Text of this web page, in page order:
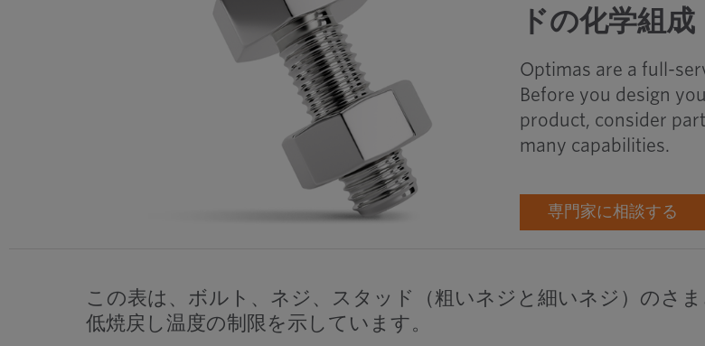
ドの化学組成
Optimas are a full-
Before you design
product, consider
many capabilities.
専門家に相談する
この表は、ボルト、ネジ、スタッド（粗いネジと細いネジ）のさ
低焼戻し温度の制限を示しています。